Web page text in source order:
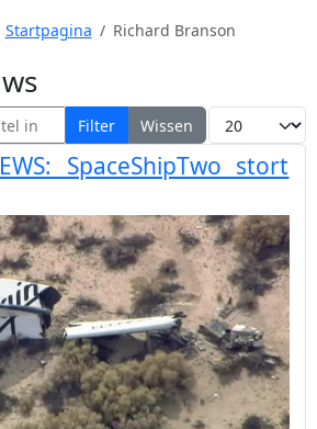
Startpagina Richard Branson
in Filter Wissen Toon #
SpaceShipTwo stort